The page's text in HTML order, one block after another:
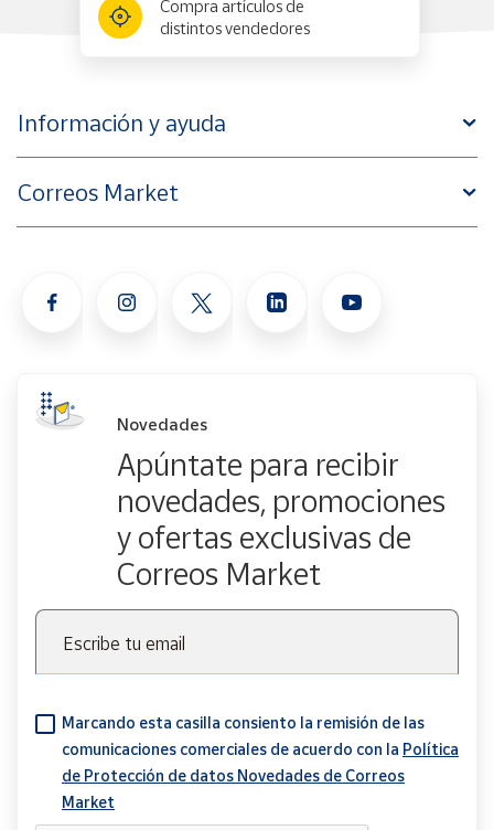
Compra artículos de
distintos vendedores
Información y ayuda
Correos Market
Novedades
Apúntate para recibir
novedades, promociones
y ofertas exclusivas de
Correos Market
Escribe tu email
Marcando esta casilla consiento la remisión de las
comunicaciones comerciales de acuerdo con la Política
de Protección de datos Novedades de Correos
Market